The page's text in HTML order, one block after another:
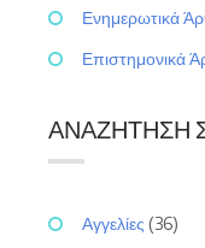
Ενημερωτικά
Επιστημονικά
ΑΝΑΖΉΤΗΣΗ
Αγγελίες (36)